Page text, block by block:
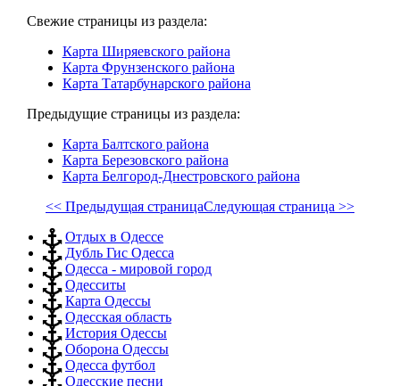
Свежие страницы из раздела:
Карта Ширяевского района
Карта Фрунзенского района
Карта Татарбунарского района
Предыдущие страницы из раздела:
Карта Балтского района
Карта Березовского района
Карта Белгород-Днестровского района
<< Предыдущая страницаСледующая страница >>
Отдых в Одессе
Дубль Гис Одесса
Одесса - мировой город
Одесситы
Карта Одессы
Одесская область
История Одессы
Оборона Одессы
Одесса футбол
Одесские песни